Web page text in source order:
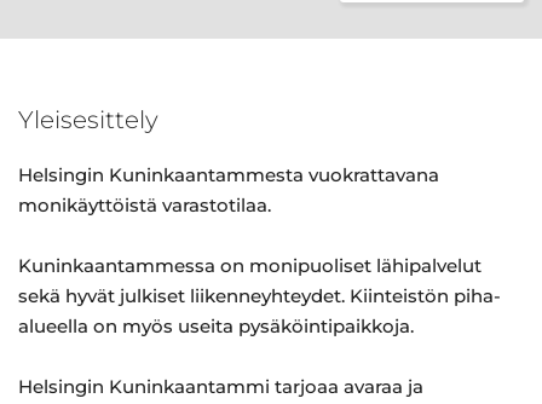
Yleisesittely
Helsingin Kuninkaantammesta vuokrattavana
monikäyttöistä varastotilaa.
Kuninkaantammessa on monipuoliset lähipalvelut
sekä hyvät julkiset liikenneyhteydet. Kiinteistön piha-
alueella on myös useita pysäköintipaikkoja.
Helsingin Kuninkaantammi tarjoaa avaraa ja